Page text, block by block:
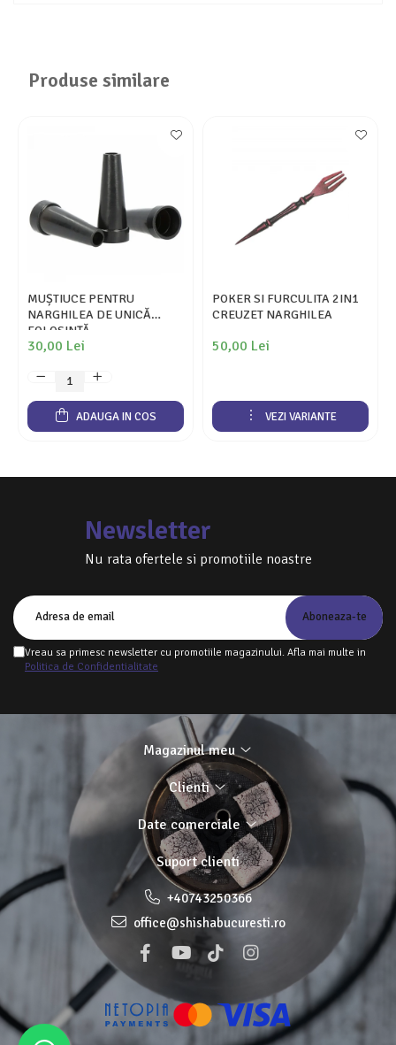
Produse similare
MUȘTIUCE PENTRU
NARGHILEA DE UNICĂ
FOLOSINȚĂ
30,00 Lei
ADAUGA IN COS
POKER SI FURCULITA 2IN1
CREUZET NARGHILEA
50,00 Lei
VEZI VARIANTE
Newsletter
Nu rata ofertele si promotiile noastre
Vreau sa primesc newsletter cu promotiile magazinului. Afla mai multe in
Politica de Confidentialitate
Magazinul meu
Clienti
Date comerciale
Suport clienti
+40743250366
office@shishabucuresti.ro